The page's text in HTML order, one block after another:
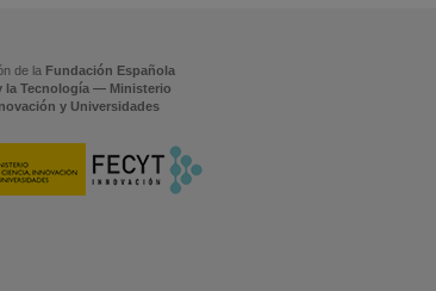
de la Fundación Española
la Tecnología — Ministerio
y Universidades